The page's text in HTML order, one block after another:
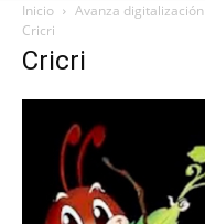
Inicio
Avanza
Cricri
Cricri